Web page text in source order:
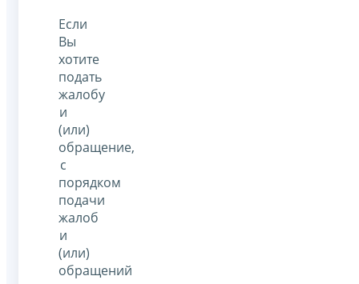
Если
Вы
хотите
подать
жалобу
и
(или)
обращение,
с
порядком
подачи
жалоб
и
(или)
обращений